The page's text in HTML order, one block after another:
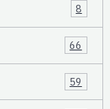
8
66
59